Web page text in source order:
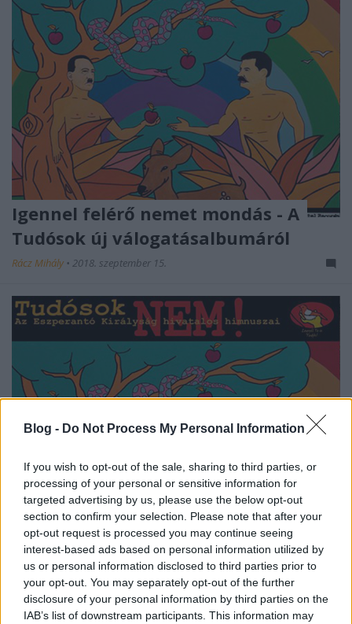
Blog - Do Not Process My Personal Information
If you wish to opt-out of the sale, sharing to third parties, or
processing of your personal or sensitive information for
targeted advertising by us, please use the below opt-out
section to confirm your selection. Please note that after your
opt-out request is processed you may continue seeing
interest-based ads based on personal information utilized by
us or personal information disclosed to third parties prior to
your opt-out. You may separately opt-out of the further
disclosure of your personal information by third parties on the
IAB’s list of downstream participants. This information may
Igennel felérő nemet mondás - A
Tudósok új válogatásalbumáról
Rácz Mihály • 2018. szeptember 15.